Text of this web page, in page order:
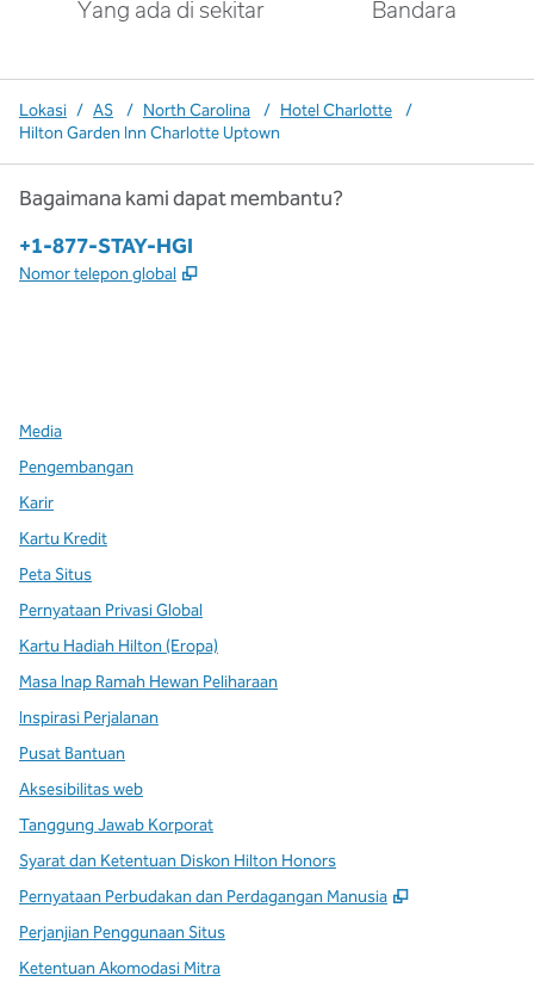
Yang ada di sekitar Bandara
Lokasi / AS / North Carolina / Hotel Charlotte
/
Hilton Garden Inn Charlotte Uptown
Bagaimana kami dapat membantu?
Telepon:
+1-877-STAY-HGI
Nomor telepon global ,
Media
Pengembangan
Karir
Kartu Kredit
Peta Situs
Pernyataan Privasi Global
Kartu Hadiah Hilton (Eropa)
Masa Inap Ramah Hewan Peliharaan
Inspirasi Perjalanan
Pusat Bantuan
Aksesibilitas web
Tanggung Jawab Korporat
Syarat dan Ketentuan Diskon Hilton Honors
Pernyataan Perbudakan dan Perdagangan Manusia
,
Perjanjian Penggunaan Situs
Ketentuan Akomodasi Mitra